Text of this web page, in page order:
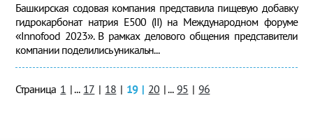
Башкирская содовая компания представила пищевую добавку
гидрокарбонат натрия Е500 (II) на Международном форуме
«Innofood 2023». В рамках делового общения представители
компании поделились уникальн...
Страница 1 | ... 17 | 18 | 19 | 20 | ... 95 | 96